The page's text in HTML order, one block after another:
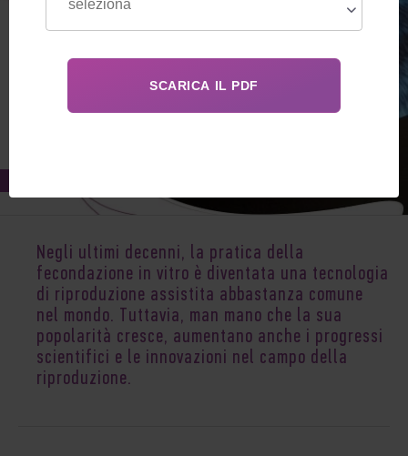
Negli ultimi decenni, la pratica della
fecondazione in vitro è diventata una tecnologia
di riproduzione assistita abbastanza comune
nel mondo. Tuttavia, man mano che la sua
popolarità cresce, aumentano anche i progressi
scientifici e le innovazioni nel campo della
riproduzione.